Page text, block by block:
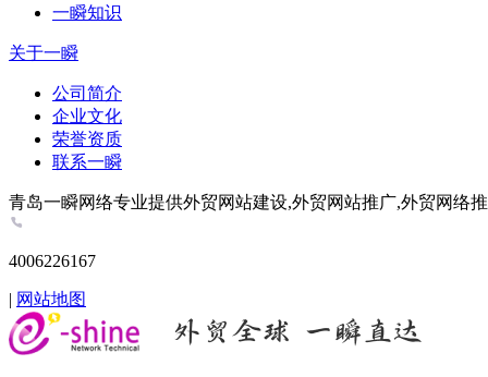
一瞬知识
关于一瞬
公司简介
企业文化
荣誉资质
联系一瞬
青岛一瞬网络专业提供外贸网站建设,外贸网站推广,外贸网络
4006226167
| 网站地图